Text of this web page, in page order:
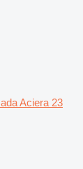
Aciera 23